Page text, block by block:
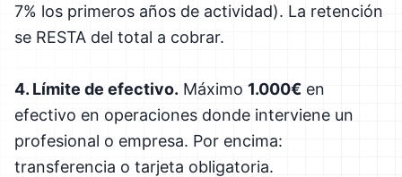
7% los primeros años de actividad). La retención
se RESTA del total a cobrar.
4. Límite de efectivo. Máximo 1.000€ en
efectivo en operaciones donde interviene un
profesional o empresa. Por encima:
transferencia o tarjeta obligatoria.